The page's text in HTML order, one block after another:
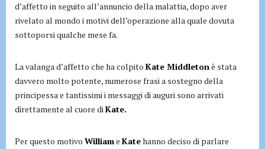
d’affetto in seguito all’annuncio della malattia, dopo aver
rivelato al mondo i motivi dell’operazione alla quale dovuta
sottoporsi qualche mese fa.
La valanga d’affetto che ha colpito Kate Middletonè stata
davvero molto potente, numerose frasi a sostegno della
principessa e tantissimi i messaggi di auguri sono arrivati
direttamente al cuore diKate.
Per questo motivo Williame Katehanno deciso di parlare